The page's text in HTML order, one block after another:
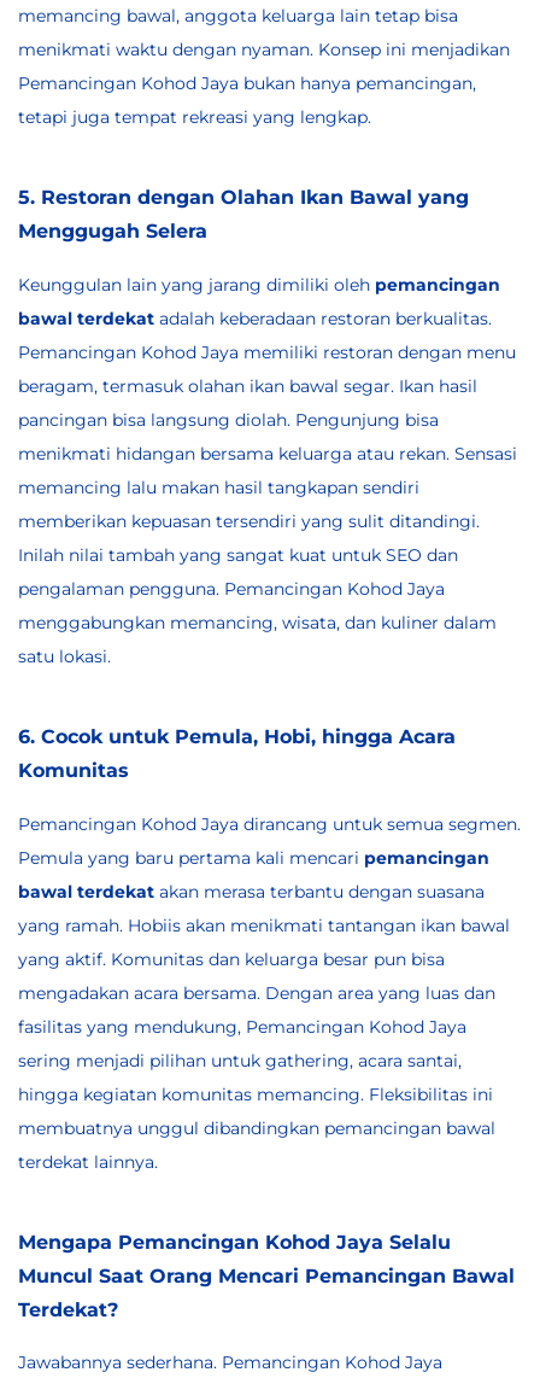
memancing bawal, anggota keluarga lain tetap bisa
menikmati waktu dengan nyaman. Konsep ini menjadikan
Pemancingan Kohod Jaya bukan hanya pemancingan,
tetapi juga tempat rekreasi yang lengkap.
5. Restoran dengan Olahan Ikan Bawal yang
Menggugah Selera
Keunggulan lain yang jarang dimiliki oleh pemancingan
bawal terdekat adalah keberadaan restoran berkualitas.
Pemancingan Kohod Jaya memiliki restoran dengan menu
beragam, termasuk olahan ikan bawal segar. Ikan hasil
pancingan bisa langsung diolah. Pengunjung bisa
menikmati hidangan bersama keluarga atau rekan. Sensasi
memancing lalu makan hasil tangkapan sendiri
memberikan kepuasan tersendiri yang sulit ditandingi.
Inilah nilai tambah yang sangat kuat untuk SEO dan
pengalaman pengguna. Pemancingan Kohod Jaya
menggabungkan memancing, wisata, dan kuliner dalam
satu lokasi.
6. Cocok untuk Pemula, Hobi, hingga Acara
Komunitas
Pemancingan Kohod Jaya dirancang untuk semua segmen.
Pemula yang baru pertama kali mencari pemancingan
bawal terdekat akan merasa terbantu dengan suasana
yang ramah. Hobiis akan menikmati tantangan ikan bawal
yang aktif. Komunitas dan keluarga besar pun bisa
mengadakan acara bersama. Dengan area yang luas dan
fasilitas yang mendukung, Pemancingan Kohod Jaya
sering menjadi pilihan untuk gathering, acara santai,
hingga kegiatan komunitas memancing. Fleksibilitas ini
membuatnya unggul dibandingkan pemancingan bawal
terdekat lainnya.
Mengapa Pemancingan Kohod Jaya Selalu
Muncul Saat Orang Mencari Pemancingan Bawal
Terdekat?
Jawabannya sederhana. Pemancingan Kohod Jaya